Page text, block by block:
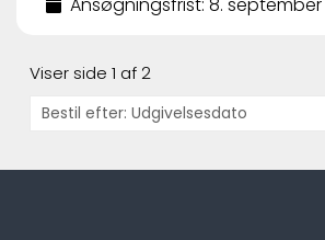
Viser side 1 af 2